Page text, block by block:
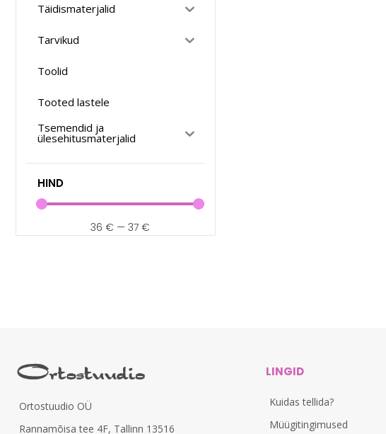
Täidismaterjalid
Tarvikud
Toolid
Tooted lastele
Tsemendid ja
ülesehitusmaterjalid
HIND
36 € — 37€
Ortostuudio OÜ
Rannamõisa tee 4F, Tallinn 13516
LINGID
Kuidas tellida?
Müügitingimused